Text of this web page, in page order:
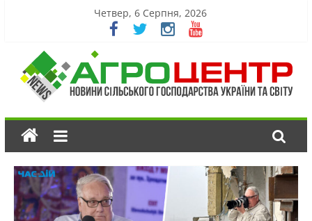
Четвер, 6 Серпня, 2026